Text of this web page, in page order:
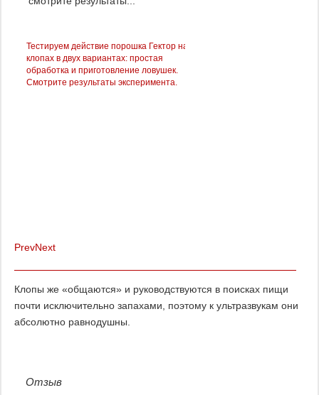
Тестируем действие порошка Гектор на
клопах в двух вариантах: простая
обработка и приготовление ловушек.
Смотрите результаты эксперимента.
PrevNext
Клопы же «общаются» и руководствуются в поисках пищи
почти исключительно запахами, поэтому к ультразвукам они
абсолютно равнодушны.
Отзыв